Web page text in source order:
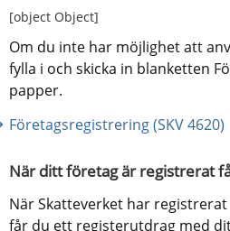
[object Object]
Om du inte har möjlighet att
fylla i och skicka in blanketten
papper.
Företagsregistrering (SKV 4620)
När ditt företag är registrerat
När Skatteverket har
får du ett registerutdrag med